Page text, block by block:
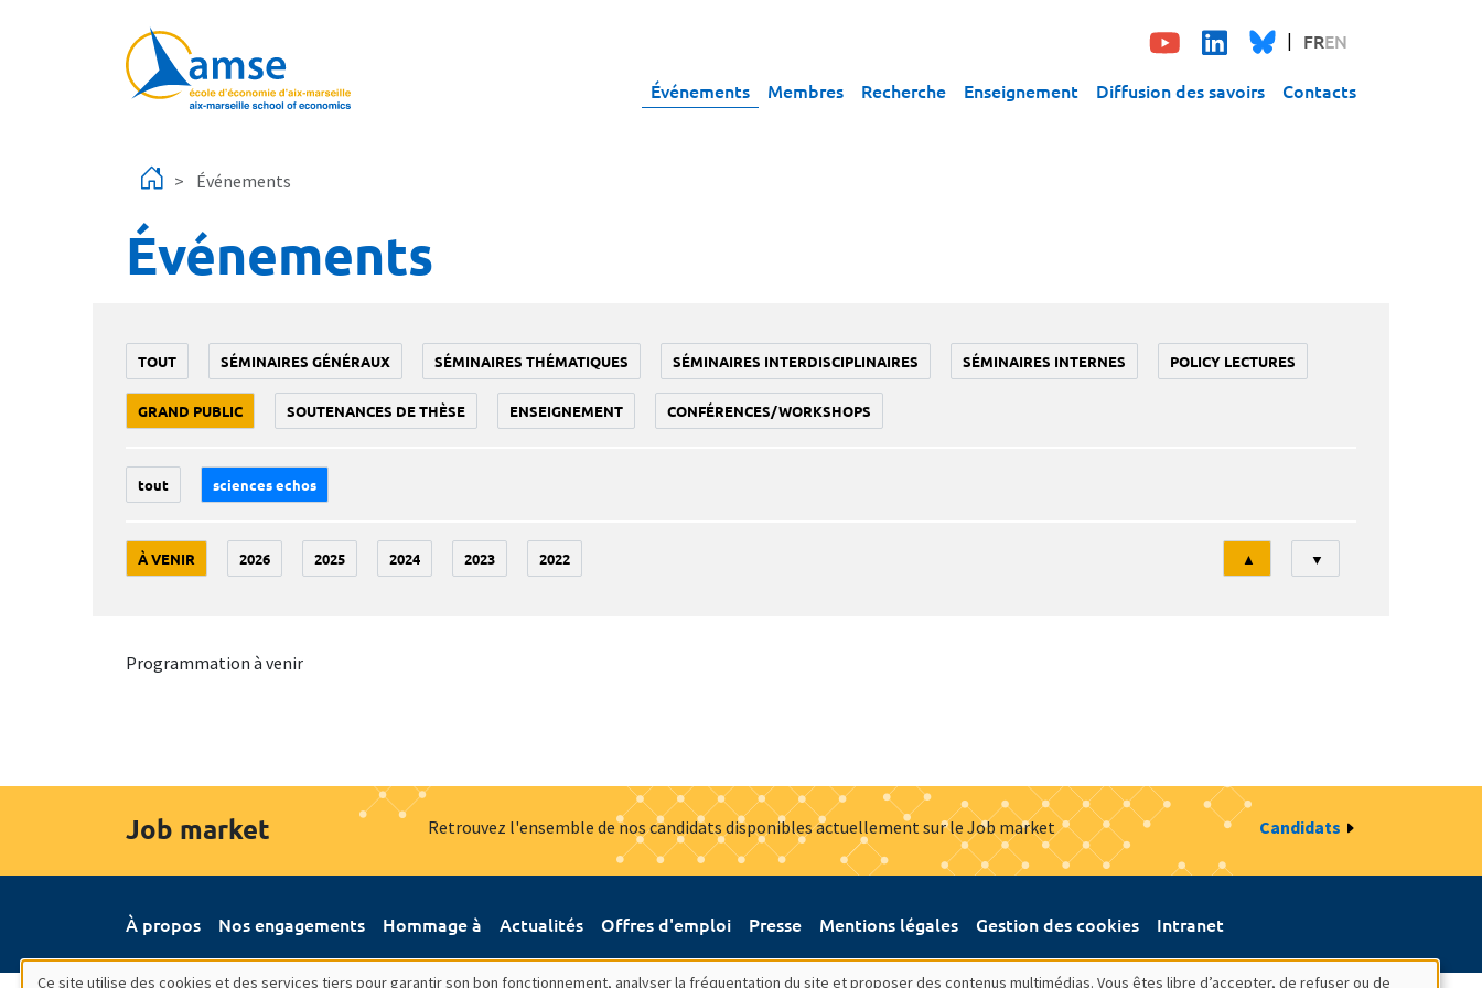
FREN
Événements Membres Recherche Enseignement Diffusion des savoirs Contacts
Événements
Événements
TOUT SÉMINAIRES GÉNÉRAUX SÉMINAIRES THÉMATIQUES SÉMINAIRES INTERDISCIPLINAIRES SÉMINAIRES INTERNES POLICY LECTURES
GRAND PUBLIC SOUTENANCES DE THÈSE ENSEIGNEMENT CONFÉRENCES/WORKSHOPS
tout sciences echos
À VENIR 2026 2025 2024 2023 2022
Tri
▲ ▼
Programmation à venir
Job market Retrouvez l'ensemble de nos candidats disponibles actuellement sur le Job market Candidats
À propos Nos engagements Hommage à Actualités Offres d'emploi Presse Mentions légales Gestion des cookies Intranet
Ce site utilise des cookies et des services tiers pour garantir son bon fonctionnement, analyser la fréquentation du site et proposer des contenus multimédias. Vous êtes libre d’accepter, de refuser ou de